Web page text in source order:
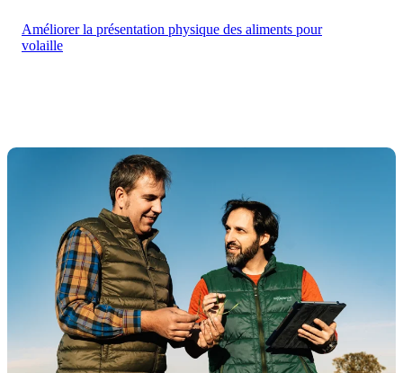
Améliorer la présentation physique des aliments pour
volaille